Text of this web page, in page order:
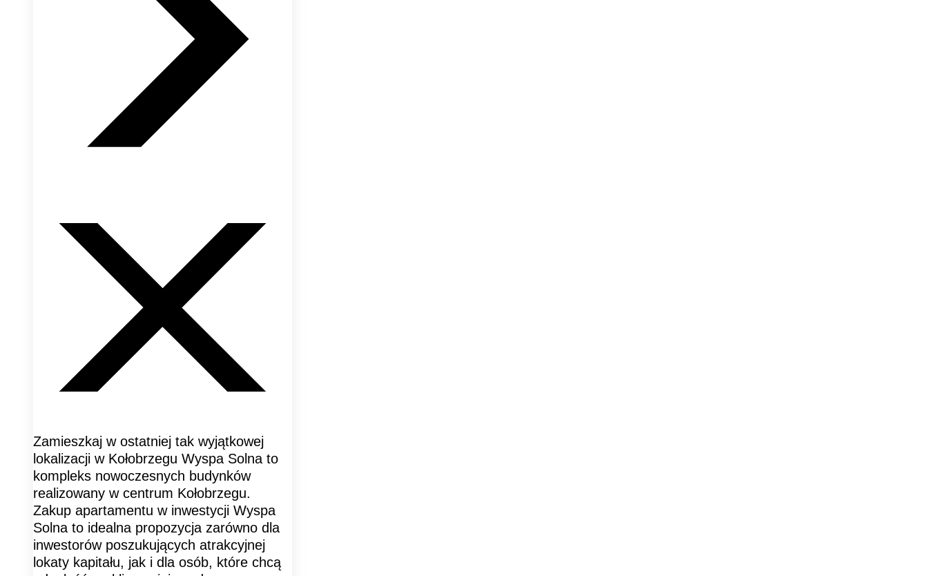
Zamieszkaj w ostatniej tak wyjątkowej
lokalizacji w Kołobrzegu Wyspa Solna to
kompleks nowoczesnych budynków
realizowany w centrum Kołobrzegu.
Zakup apartamentu w inwestycji Wyspa
Solna to idealna propozycja zarówno dla
inwestorów poszukujących atrakcyjnej
lokaty kapitału, jak i dla osób, które chcą